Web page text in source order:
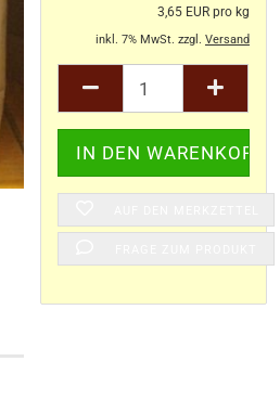
3,65 EUR pro kg
inkl. 7% MwSt. zzgl. Versand